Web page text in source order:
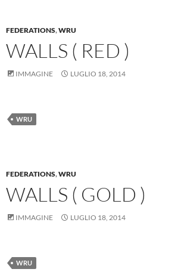
FEDERATIONS,WRU
WALLS ( RED )
IMMAGINE LUGLIO 18, 2014
WRU
FEDERATIONS,WRU
WALLS ( GOLD )
IMMAGINE LUGLIO 18, 2014
WRU